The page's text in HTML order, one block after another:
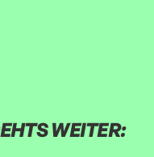
WEITER: